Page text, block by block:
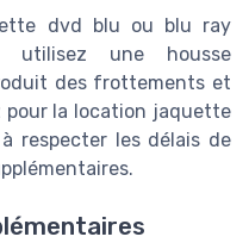
dvd blu ou blu ray
utilisez une housse
des frottements et
pour la location jaquette
respecter les délais de